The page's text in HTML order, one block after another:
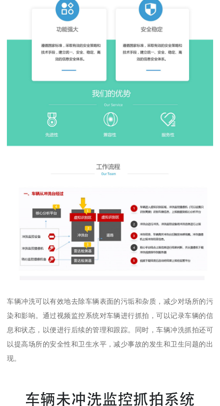
车辆冲洗可以有效地去除车辆表面的污垢和杂质，减少对场所的污
染和影响。通过视频监控系统对车辆进行抓拍，可以记录车辆的信
息和状态，以便进行后续的管理和跟踪。同时，车辆冲洗抓拍还可
以提高场所的安全性和卫生水平，减少事故的发生和卫生问题的出
现。